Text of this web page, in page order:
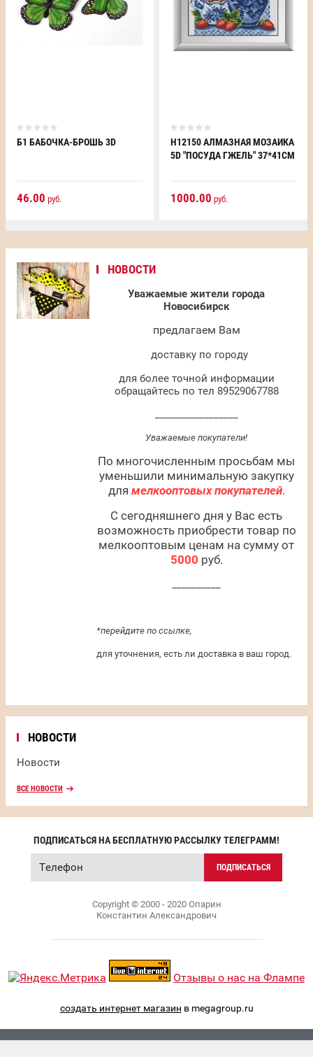
НОВОСТИ
Уважаемые жители города
Новосибирск
предлагаем Вам
доставку по городу
для более точной информации
обращайтесь по тел 89529067788
Уважаемые покупатели!
По многочисленным просьбам мы
уменьшили минимальную закупку
для мелкооптовых покупателей.
С сегодняшнего дня у Вас есть
возможность приобрести товар по
мелкооптовым ценам на сумму от
5000 руб.
*перейдите по ссылке,
для уточнения, есть ли доставка в ваш город.
НОВОСТИ
Новости
ВСЕ НОВОСТИ
Б1 БАБОЧКА-БРОШЬ 3D
46.00 руб.
H12150 АЛМАЗНАЯ МОЗАИКА
5D "ПОСУДА ГЖЕЛЬ" 37*41СМ
1000.00 руб.
ПОДПИСАТЬСЯ НА БЕСПЛАТНУЮ РАССЫЛКУ ТЕЛЕГРАММ!
ПОДПИСАТЬСЯ
Copyright © 2000 - 2020 Опарин
Константин Александрович
Отзывы о нас на Флампе
создать интернет магазин в megagroup.ru